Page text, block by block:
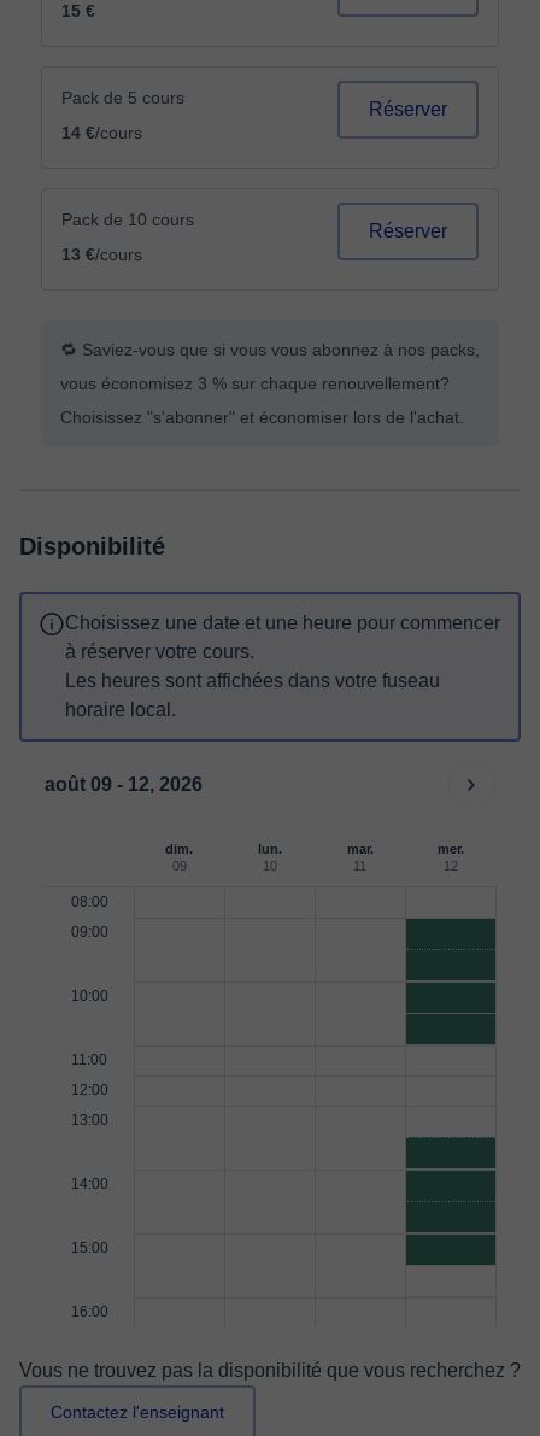
15 €
Pack de 5 cours
14 €/cours
Réserver
Pack de 10 cours
13 €/cours
Réserver
🔁 Saviez-vous que si vous vous abonnez à nos packs,
vous économisez 3 % sur chaque renouvellement?
Choisissez "s'abonner" et économiser lors de l'achat.
Disponibilité
Choisissez une date et une heure pour commencer
à réserver votre cours.
Les heures sont affichées dans votre fuseau
horaire local.
août 09 - 12, 2026
dim.
09
lun.
10
mar.
11
mer.
12
08:00
09:00
10:00
11:00
12:00
13:00
14:00
15:00
16:00
Vous ne trouvez pas la disponibilité que vous recherchez ?
Contactez l'enseignant